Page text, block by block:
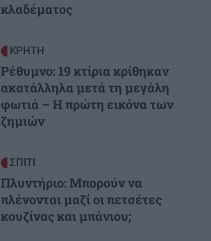
κλαδέματος
ΚΡΗΤΗ
Ρέθυμνο: 19 κτίρια κρίθηκαν
ακατάλληλα μετά τη μεγάλη
φωτιά – Η πρώτη εικόνα των
ζημιών
ΣΠΙΤΙ
Πλυντήριο: Μπορούν να
πλένονται μαζί οι πετσέτες
κουζίνας και μπάνιου;